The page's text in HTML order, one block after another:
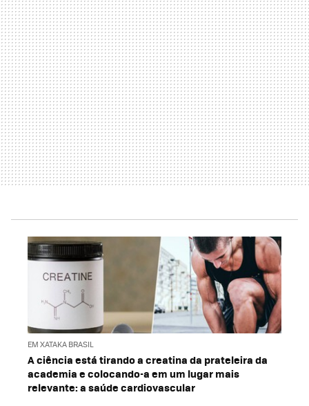
EM XATAKA BRASIL
A ciência está tirando a creatina da prateleira da
academia e colocando-a em um lugar mais
relevante: a saúde cardiovascular